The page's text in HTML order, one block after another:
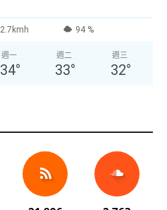
2.7kmh 94 %
週一
34°
週二
33°
週三
32°